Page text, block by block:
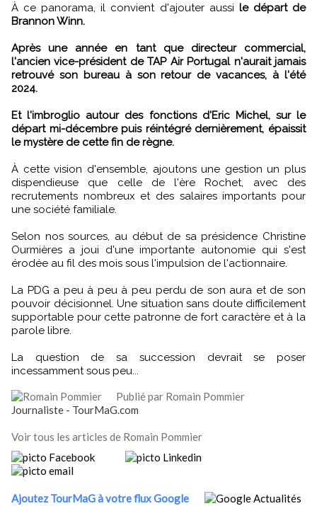
À ce panorama, il convient d'ajouter aussi le départ de
Brannon Winn.
Après une année en tant que directeur commercial,
l'ancien vice-président de TAP Air Portugal n'aurait jamais
retrouvé son bureau à son retour de vacances, à l'été
2024.
Et l'imbroglio autour des fonctions d'Eric Michel, sur le
départ mi-décembre puis réintégré dernièrement, épaissit
le mystère de cette fin de règne.
À cette vision d'ensemble, ajoutons une gestion un plus
dispendieuse que celle de l'ère Rochet, avec des
recrutements nombreux et des salaires importants pour
une société familiale.
Selon nos sources, au début de sa présidence Christine
Ourmières a joui d'une importante autonomie qui s'est
érodée au fil des mois sous l'impulsion de l'actionnaire.
La PDG a peu à peu à peu perdu de son aura et de son
pouvoir décisionnel. Une situation sans doute difficilement
supportable pour cette patronne de fort caractère et à la
parole libre.
La question de sa succession devrait se poser
incessamment sous peu...
Publié par Romain Pommier
Journaliste - TourMaG.com
Voir tous les articles de Romain Pommier
Ajoutez TourMaG à votre flux Google